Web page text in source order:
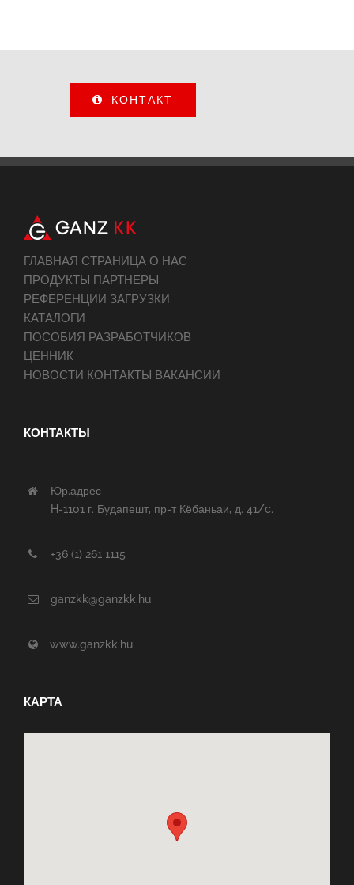
КОНТАКТ
ГЛАВНАЯ СТРАНИЦА О НАС
ПРОДУКТЫ ПАРТНЕРЫ
РЕФЕРЕНЦИИ ЗАГРУЗКИ
КАТАЛОГИ
ПОСОБИЯ РАЗРАБОТЧИКОВ
ЦЕННИК
НОВОСТИ КОНТАКТЫ ВАКАНСИИ
КОНТАКТЫ
Юр.адрес
H-1101 г. Будапешт, пр-т Кёбаньаи, д. 41/c.
+36 (1) 261 1115
ganzkk@ganzkk.hu
www.ganzkk.hu
КАРТА